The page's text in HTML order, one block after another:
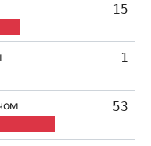
15
1
53